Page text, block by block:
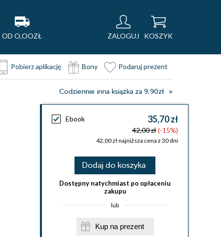
OD O,OOZŁ ZALOGUJ KOSZYK
Pobierz aplikację Bony Podaruj prezent
Codziennie inna książka za 9,90zł
Ebook 35,70 zł
42,00 zł(-15%)
42,00 zł najniższa cena z 30 dni
Dodaj do koszyka
Dostępny natychmiast po opłaceniu
zakupu
lub
Kup na prezent